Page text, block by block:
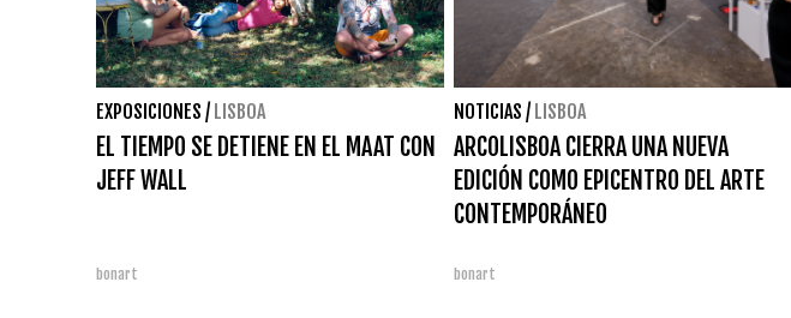
EXPOSICIONES / LISBOA
EL TIEMPO SE DETIENE EN EL MAAT CON
JEFF WALL
bonart
NOTICIAS / LISBOA
ARCOLISBOA CIERRA UNA NUEVA
EDICIÓN COMO EPICENTRO DEL ARTE
CONTEMPORÁNEO
bonart